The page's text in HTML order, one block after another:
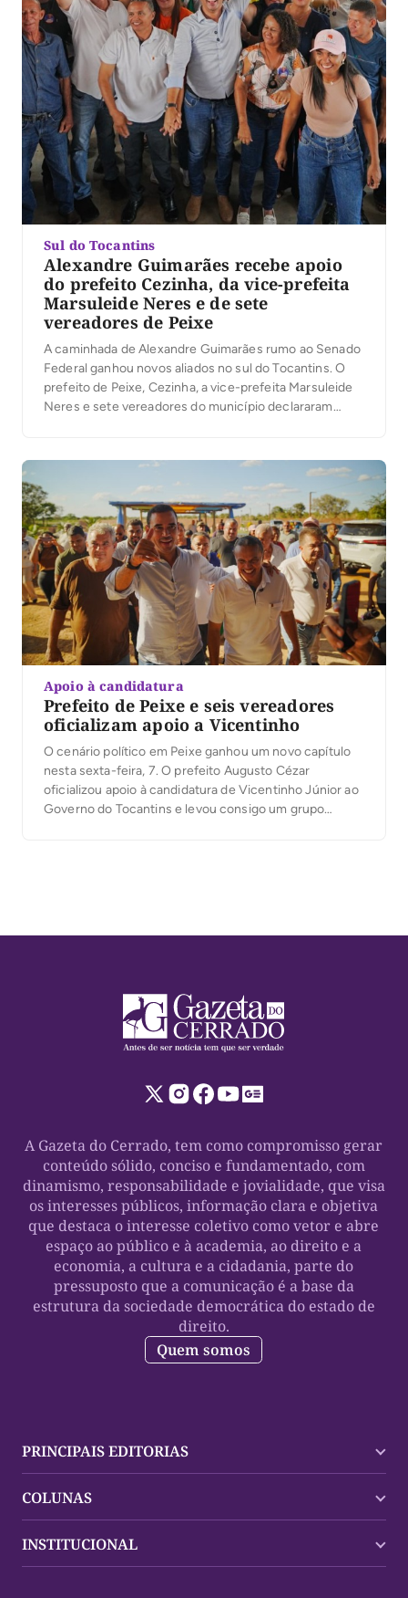
Sul do Tocantins
Alexandre Guimarães recebe apoio
do prefeito Cezinha, da vice-prefeita
Marsuleide Neres e de sete
vereadores de Peixe
A caminhada de Alexandre Guimarães rumo ao Senado
Federal ganhou novos aliados no sul do Tocantins. O
prefeito de Peixe, Cezinha, a vice-prefeita Marsuleide
Neres e sete vereadores do município declararam
um projeto que tem os municípios como uma […]
Apoio à candidatura
Prefeito de Peixe e seis vereadores
oficializam apoio a Vicentinho
O cenário político em Peixe ganhou um novo capítulo
nesta sexta-feira, 7. O prefeito Augusto Cézar
oficializou apoio à candidatura de Vicentinho Júnior ao
Governo do Tocantins e levou consigo um grupo
A Gazeta do Cerrado, tem como compromisso gerar
conteúdo sólido, conciso e fundamentado, com
dinamismo, responsabilidade e jovialidade, que visa
os interesses públicos, informação clara e objetiva
que destaca o interesse coletivo como vetor e abre
espaço ao público e à academia, ao direito e a
economia, a cultura e a cidadania, parte do
pressuposto que a comunicação é a base da
estrutura da sociedade democrática do estado de
direito.
Quem somos
PRINCIPAIS EDITORIAS
Palmas
Mundo
COLUNAS
Policial
INSTITUCIONAL